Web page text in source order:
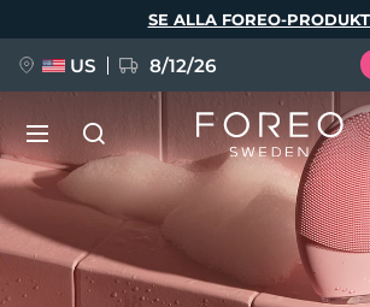
SE ALLA FOREO-
US 8/12/26
BREAKING NEWS
Språk